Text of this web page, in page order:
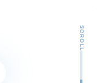
SCROLL